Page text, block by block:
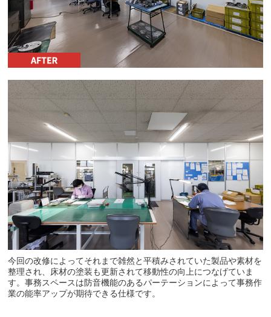
今回の改修によってそれまで雑然と平積みされていた製品や素材を
整理され、床材の塗装も更新されて移動性の向上につなげていま
す。事務スペースは防音機能のあるパーテーションによって事務作
業の能率アップが期待できる仕様です。